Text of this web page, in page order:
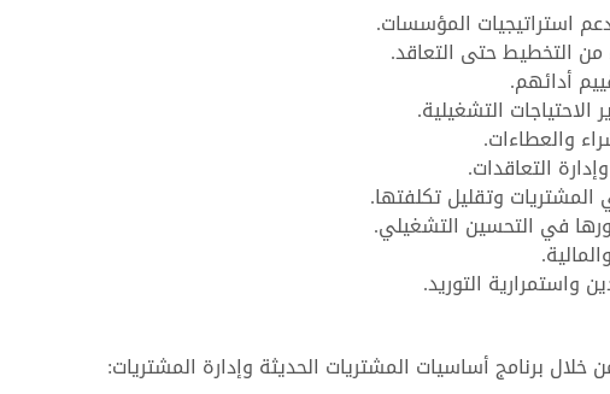
استراتيجيات المؤسسات.
التخطيط حتى التعاقد.
أدائهم.
التشغيلية.
والعطاءات.
التعاقدات.
وتقليل تكلفتها.
في التحسين التشغيلي.
واستمرارية التوريد.
برنامج أساسيات المشتريات الحديثة وإدارة المشتريات: